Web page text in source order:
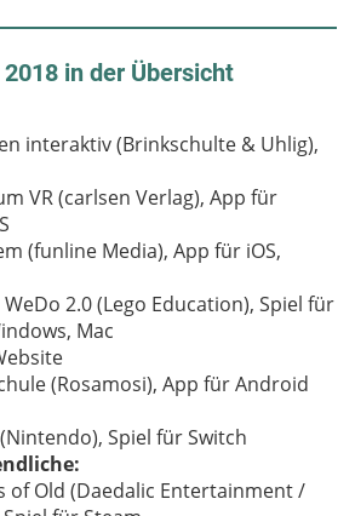
in der Übersicht
interaktiv (Brinkschulte & Uhlig),
VR (carlsen Verlag), App für
(funline Media), App für iOS,
2.0 (Lego Education), Spiel für
Mac
(Rosamosi), App für Android
Spiel für Switch
of Old (Daedalic Entertainment /